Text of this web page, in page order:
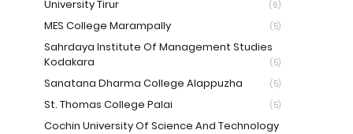
University Tirur
(6)
MES College Marampally (5)
Sahrdaya Institute Of Management Studies
Kodakara
(5)
Sanatana Dharma College Alappuzha (5)
St. Thomas College Palai (5)
Cochin University Of Science And Technology